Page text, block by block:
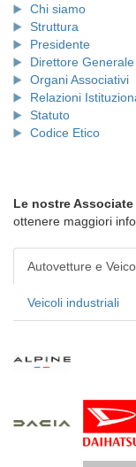
Chi siamo
Struttura
Presidente
Direttore Generale
Organi Associativi
Relazioni
Statuto
Codice Etico
Le nostre
ottenere maggiori
Autovetture e
Veicoli industriali